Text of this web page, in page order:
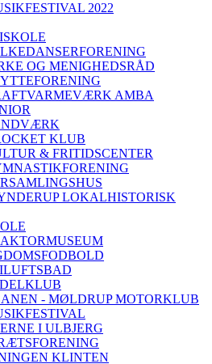
2022
OG MENIGHEDSRÅD
AMBA
KLUB
& FRITIDSCENTER
LOKALHISTORISK
- MØLDRUP MOTORKLUB
I ULBJERG
KLINTEN